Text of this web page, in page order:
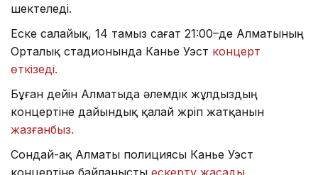
шектеледі.
Еске салайық, 14 тамыз сағат 21:00–де Алматының
Орталық стадионында Канье Уэст концерт
өткізеді.
Бұған дейін Алматыда әлемдік жұлдыздың
концертіне дайындық қалай жүріп жатқанын
жазғанбыз.
Сондай-ақ Алматы полициясы Канье Уэст
концертіне байланысты ескерту жасады.